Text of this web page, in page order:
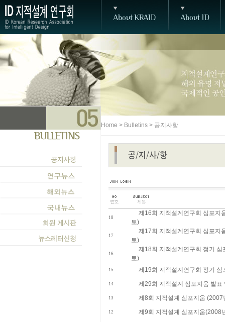
Home > Bulletins > 공지사항
18
제16회 지적설계연구회 심포지
토)
17
제17회 지적설계연구회 심포지
토)
16
제18회 지적설계연구회 정기
토)
15 제19회 지적설계연구회 정기
14 제29회 지적설계 심포지움 발표
13 제8회 지적설계 심포지움 (2007
12 제9회 지적설계 심포지움(2008